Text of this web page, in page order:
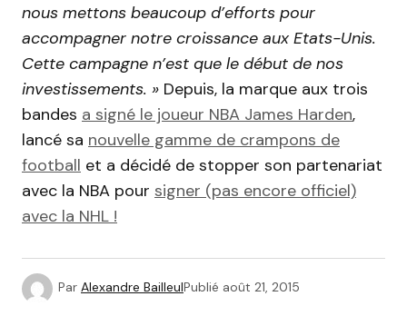
nous mettons beaucoup d’efforts pour
accompagner notre croissance aux Etats-Unis.
Cette campagne n’est que le début de nos
investissements. » Depuis, la marque aux trois
bandes a signé le joueur NBA James Harden,
lancé sa nouvelle gamme de crampons de
football et a décidé de stopper son partenariat
avec la NBA pour signer (pas encore officiel)
avec la NHL !
Par Alexandre BailleulPublié août 21, 2015